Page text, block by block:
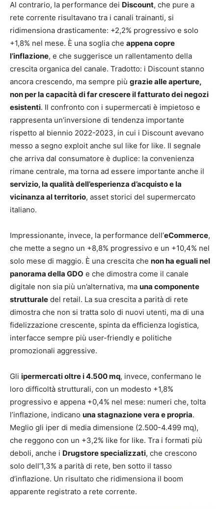
Al contrario, la performance dei Discount, che pure a
rete corrente risultavano tra i canali trainanti, si
ridimensiona drasticamente: +2,2% progressivo e solo
+1,8% nel mese. È una soglia che appena copre
l’inflazione, e che suggerisce un rallentamento della
crescita organica del canale. Tradotto: i Discount stanno
ancora crescendo, ma sempre più grazie alle aperture,
non per la capacità di far crescere il fatturato dei negozi
esistenti. Il confronto con i supermercati è impietoso e
rappresenta un’inversione di tendenza importante
rispetto al biennio 2022-2023, in cui i Discount avevano
messo a segno exploit anche sul like for like. Il segnale
che arriva dal consumatore è duplice: la convenienza
rimane centrale, ma torna ad essere importante anche il
servizio, la qualità dell’esperienza d’acquisto e la
vicinanza al territorio, asset storici del supermercato
italiano.
Impressionante, invece, la performance dell’eCommerce,
che mette a segno un +8,8% progressivo e un +10,4% nel
solo mese di maggio. È una crescita che non ha eguali nel
panorama della GDO e che dimostra come il canale
digitale non sia più un’alternativa, ma una componente
strutturale del retail. La sua crescita a parità di rete
dimostra che non si tratta solo di nuovi utenti, ma di una
fidelizzazione crescente, spinta da efficienza logistica,
interfacce sempre più user-friendly e politiche
promozionali aggressive.
Gli ipermercati oltre i 4.500 mq, invece, confermano le
loro difficoltà strutturali, con un modesto +1,8%
progressivo e appena +0,4% nel mese: numeri che, tolta
l’inflazione, indicano una stagnazione vera e propria.
Meglio gli iper di media dimensione (2.500-4.499 mq),
che reggono con un +3,2% like for like. Tra i formati più
deboli, anche i Drugstore specializzati, che crescono
solo dell’1,3% a parità di rete, ben sotto il tasso
d’inflazione. Un risultato che ridimensiona il boom
apparente registrato a rete corrente.